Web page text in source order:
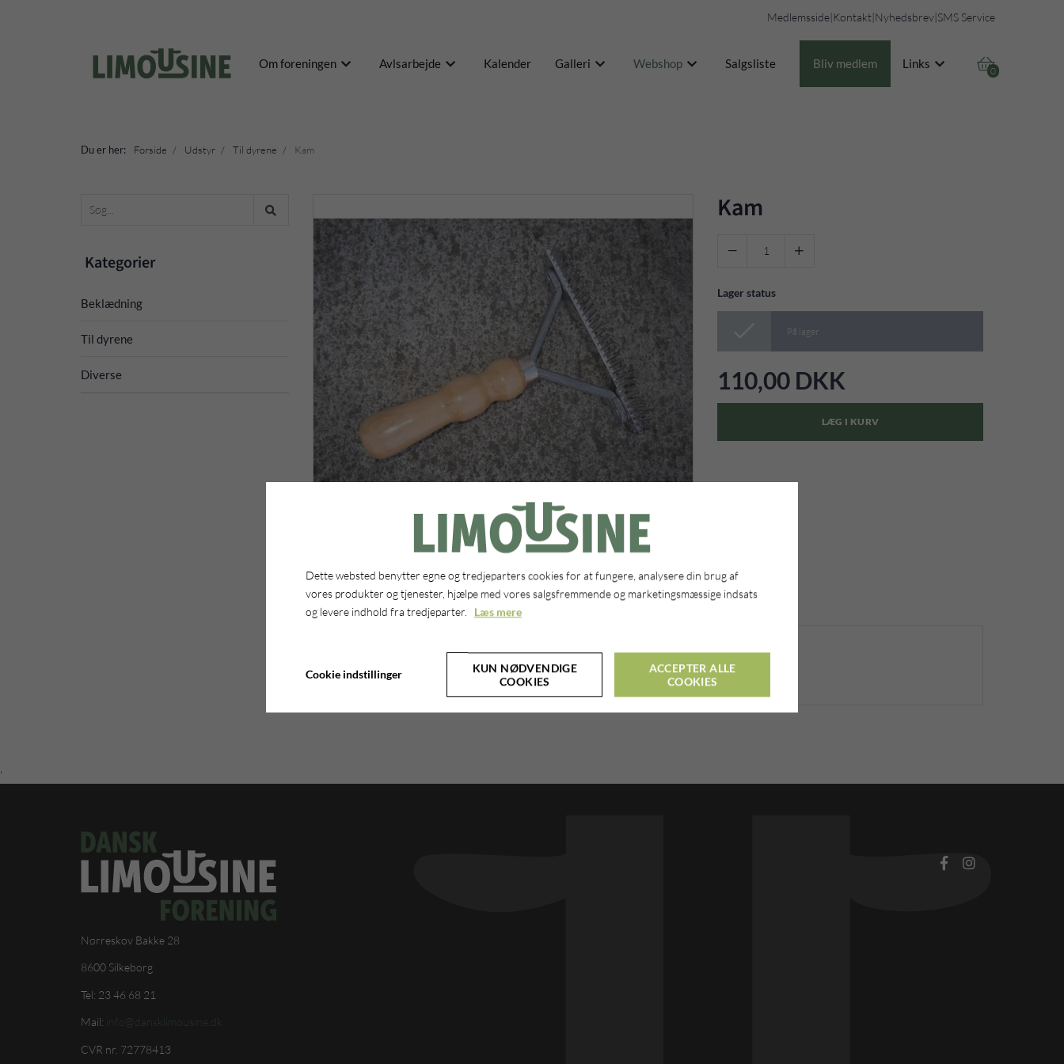
Medlemsside|Kontakt|Nyhedsbrev|SMS Service

0
Om foreningen Avlsarbejde Kalender Galleri Webshop Salgsliste Bliv medlem Links
Du er her: Forside Udstyr Til dyrene Kam
Kategorier
Beklædning
Til dyrene
Diverse
Kam
 
Lager status
På lager
110,00 DKK
LÆG I KURV
'
Nørreskov Bakke 28
8600 Silkeborg
Tel: 23 46 68 21
Mail: info@dansklimousine.dk
CVR nr. 72778413
Dette websted benytter egne og tredjeparters cookies for at fungere, analysere din brug af
vores produkter og tjenester, hjælpe med vores salgsfremmende og marketingsmæssige indsats
og levere indhold fra tredjeparter. Læs mere
Cookie indstillinger
KUN NØDVENDIGE
COOKIES
ACCEPTER ALLE
COOKIES